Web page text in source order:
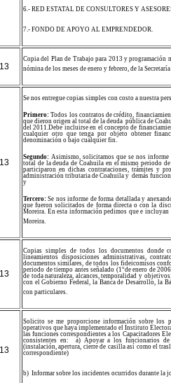
6.- RED ESTATAL DE CONSULTORES Y
7.- FONDO DE APOYO AL EMPRENDEDOR.
Copia del Plan de Trabajo para 2013 y programación
nómina de los meses de enero y febrero, de la
Se nos entregue copias simples con costo a nuestra
Primero: Todos los contratos de crédito,
que dieron origen al total de la deuda pública de
del 2011.Debe incluirse en el concepto de
cualquier otro que tenga por objeto obtener
denominación o bajo cualquier fin.
Segundo:Asimismo, solicitamos que se nos
total de la deuda de Coahuila en el mismo periodo
participaron en dichas contrataciones, trámites y
administración tributaria de Coahuila y demás
y
Tercero: Se nos informe de forma detallada y
que fueron solicitados de forma directa o con la
Moreira. En esta información pedimos que e
Moreira.
Copias simples de todos los documentos donde
lineamientos disposiciones administrativas,
documentos similares, de todos los fideicomisos
periodo de tiempo antes señalado (1°de enero de
de toda naturaleza, alcances, temporalidad y
con el Gobierno Federal, la Banca de Desarrollo, la
con particulares.
Solicito se me proporcione información sobre los
operativos que haya implementado el Instituto
las funciones correspondientes a los Capacitadores
consistentes en:
a) Apoyar a los funcionarios
(instalación, apertura, cierre de casilla así como el
correspondiente)
b) Informar sobre los incidentes ocurridos durante la